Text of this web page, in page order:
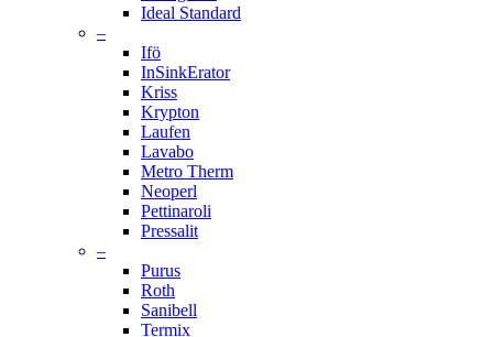
Ideal Standard
–
Ifö
InSinkErator
Kriss
Krypton
Laufen
Lavabo
Metro Therm
Neoperl
Pettinaroli
Pressalit
–
Purus
Roth
Sanibell
Termix